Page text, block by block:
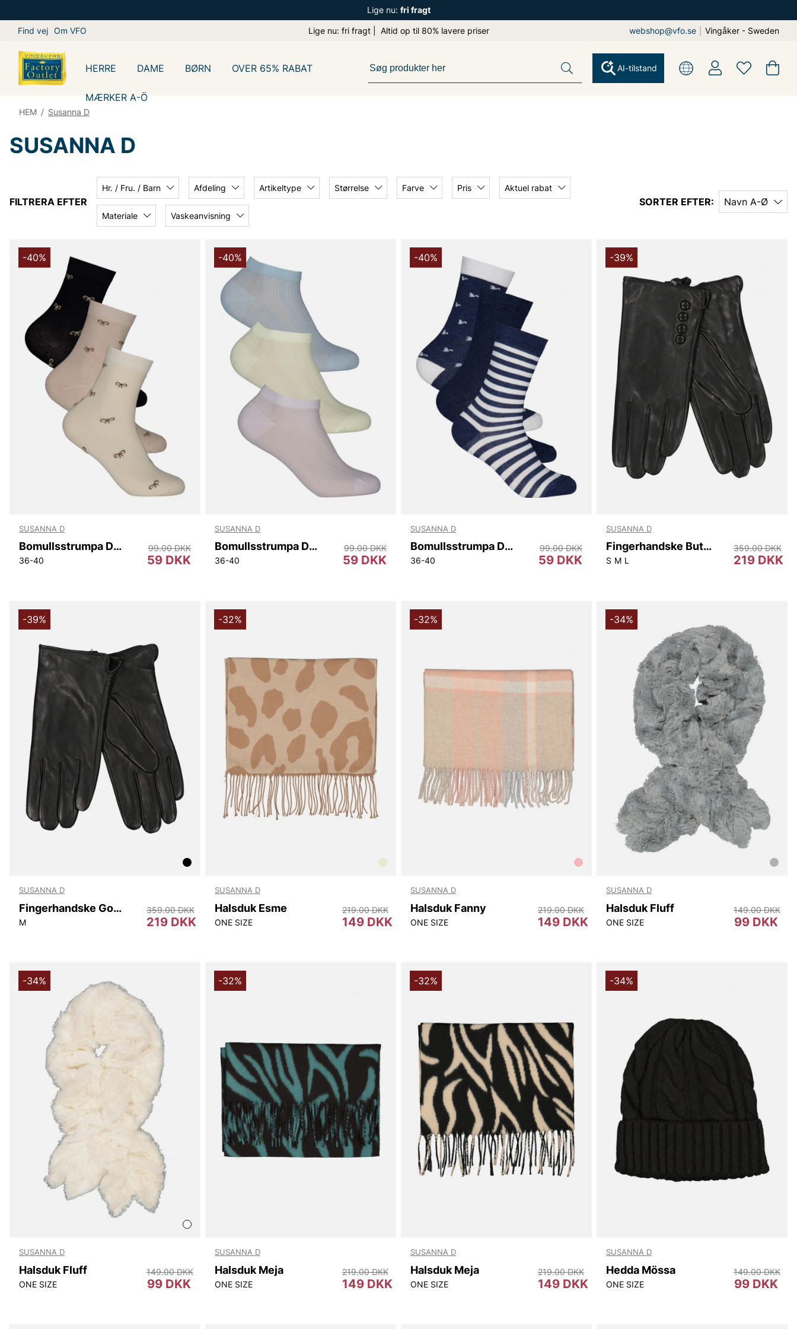
Lige nu: fri fragt
Find vej Om VFO Lige nu: fri fragt | Altid op til 80% lavere priser webshop@vfo.se Vingåker - Sweden
HERRE DAME BØRN OVER 65% RABAT
MÆRKER A-Ö
AI-tilstand
HEM / Susanna D
SUSANNA D
FILTRERA EFTER
Hr. / Fru. / Barn Afdeling Artikeltype Størrelse Farve Pris Aktuel rabat
Materiale Vaskeanvisning
SORTER EFTER: Navn A-Ø
-40%
SUSANNA D
Bomullsstrumpa Dam 3-pack Agnes
36-40 59 DKK
99.00 DKK
-40%
SUSANNA D
Bomullsstrumpa Dam Sneaker 3-p
36-40 59 DKK
99.00 DKK
-40%
SUSANNA D
Bomullsstrumpa Denize Dam 3-p
36-40 59 DKK
99.00 DKK
-39%
SUSANNA D
Fingerhandske Button Skinn
S M L 219 DKK
359.00 DKK
-39%
SUSANNA D
Fingerhandske Goat Skinn
M 219 DKK
359.00 DKK
-32%
SUSANNA D
Halsduk Esme
ONE SIZE 149 DKK
219.00 DKK
-32%
SUSANNA D
Halsduk Fanny
ONE SIZE 149 DKK
219.00 DKK
-34%
SUSANNA D
Halsduk Fluff
ONE SIZE 99 DKK
149.00 DKK
-34%
SUSANNA D
Halsduk Fluff
ONE SIZE 99 DKK
149.00 DKK
-32%
SUSANNA D
Halsduk Meja
ONE SIZE 149 DKK
219.00 DKK
-32%
SUSANNA D
Halsduk Meja
ONE SIZE 149 DKK
219.00 DKK
-34%
SUSANNA D
Hedda Mössa
ONE SIZE 99 DKK
149.00 DKK